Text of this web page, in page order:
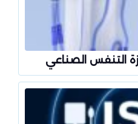
التنفس الصناعي